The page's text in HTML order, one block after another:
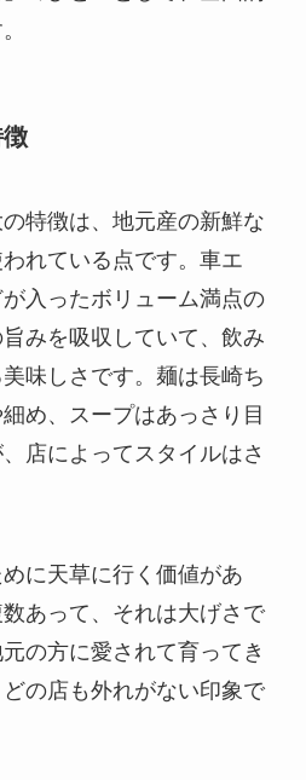
特徴は、地元産の新鮮な
れている点です。車エ
入ったボリューム満点の
みを吸収していて、飲み
味しさです。麺は長崎ち
め、スープはあっさり目
店によってスタイルはさ
めに天草に行く価値があ
あって、それは大げさで
の方に愛されて育ってき
の店も外れがない印象で